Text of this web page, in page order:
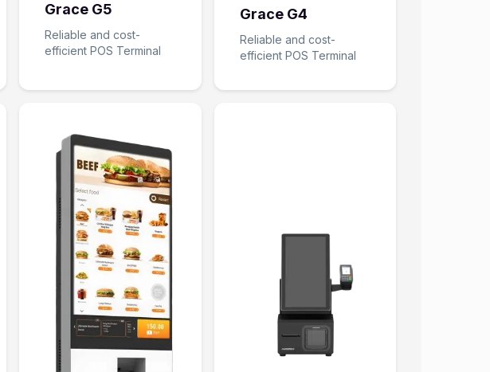
Grace G5
Reliable and cost-
efficient POS Terminal
Grace G4
Reliable and cost-
efficient POS Terminal